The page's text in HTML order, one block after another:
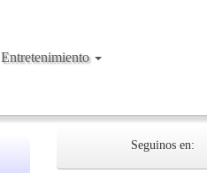
Entretenimiento
Seguinos en: